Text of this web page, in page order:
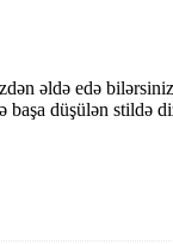
əldə edə
başa düşülən stildə